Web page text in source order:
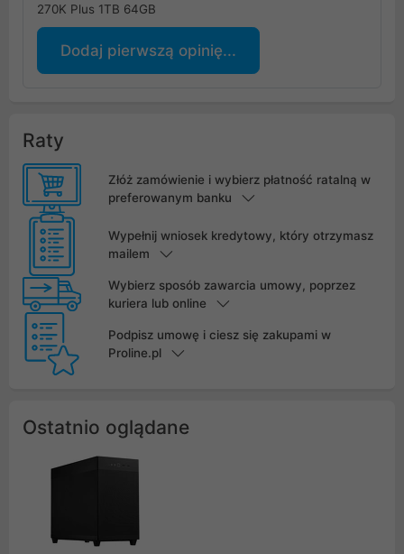
270K Plus 1TB 64GB
Dodaj pierwszą opinię...
Raty
Złóż zamówienie i wybierz płatność ratalną w
preferowanym banku
Wypełnij wniosek kredytowy, który otrzymasz
mailem
Wybierz sposób zawarcia umowy, poprzez
kuriera lub online
Podpisz umowę i ciesz się zakupami w
Proline.pl
Ostatnio oglądane